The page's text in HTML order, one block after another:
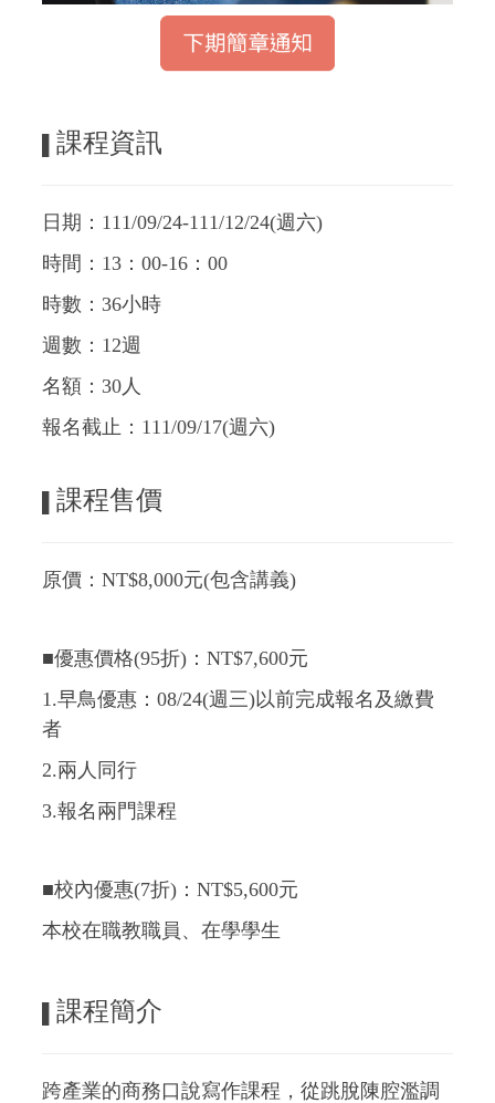
課程資訊
日期：111/09/24-111/12/24(週六)
時間：13：00-16：00
時數：36小時
週數：12週
名額：30人
報名截止：111/09/17(週六)
課程售價
原價：NT$8,000元(包含講義)
■優惠價格(95折)：NT$7,600元
1.早鳥優惠：08/24(週三)以前完成報名及繳費
者
2.兩人同行
3.報名兩門課程
■校內優惠(7折)：NT$5,600元
本校在職教職員、在學學生
課程簡介
跨產業的商務口說寫作課程，從跳脫陳腔濫調